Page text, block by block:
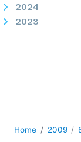
2024
2023
2021
2016
Home 2009